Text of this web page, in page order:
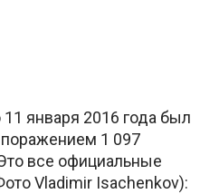
января 2016 года был
1 097
все официальные
Vladimir Isachenkov):